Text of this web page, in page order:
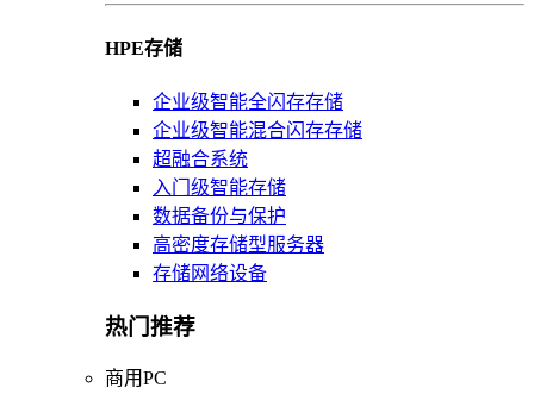
HPE存储
企业级智能全闪存存储
企业级智能混合闪存存储
超融合系统
入门级智能存储
数据备份与保护
高密度存储型服务器
存储网络设备
热门推荐
商用PC